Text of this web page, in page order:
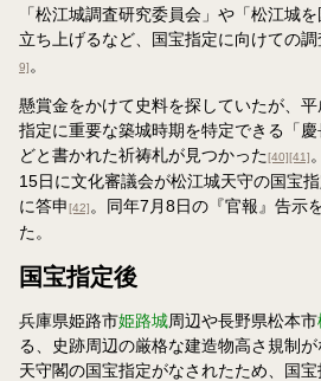
「松江城調査研究委員会」や「松江城
立ち上げるなど、国宝指定に向けての
9] 。
懸賞金をかけて史料を探していたが、
指定に重要な築城時期を特定できる「
どと書かれた祈祷札が見つかった[40][41]
15日に文化審議会が松江城天守の国宝
に答申[42] 。同年7月8日の『官報』告示
た。
国宝指定後
兵庫県姫路市姫路城周辺や長野県松本市
る、史跡周辺の厳格な建造物高さ規制
天守閣の国宝指定がなされたため、国